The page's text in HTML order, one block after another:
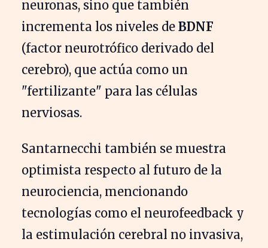
neuronas, sino que también
incrementa los niveles de BDNF
(factor neurotrófico derivado del
cerebro), que actúa como un
"fertilizante" para las células
nerviosas.
Santarnecchi también se muestra
optimista respecto al futuro de la
neurociencia, mencionando
tecnologías como el neurofeedback y
la estimulación cerebral no invasiva,